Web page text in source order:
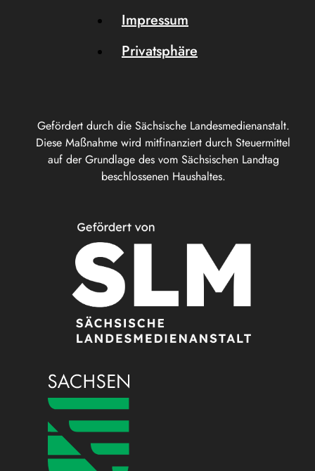
Gefördert durch die Sächsische Landesmedienanstalt.
Diese Maßnahme wird mitfinanziert durch Steuermittel
auf der Grundlage des vom Sächsischen Landtag
beschlossenen Haushaltes.
Impressum
Privatsphäre